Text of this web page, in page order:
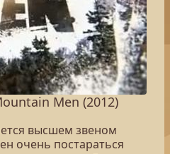
Men (2012)
высшем звеном
очень постараться